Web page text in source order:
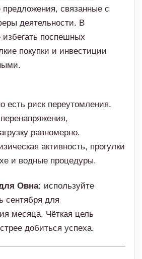
связанные с
деятельности. В
поспешных
покупки и инвестиции
есть риск переутомления.
равномерно.
активность, прогулки
и водные процедуры.
Овна: используйте
сентября для
месяца. Чёткая цель
добиться успеха.